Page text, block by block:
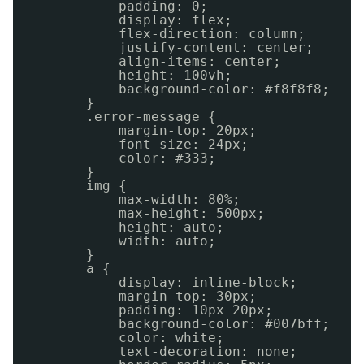
padding: 0;
display: flex;
flex-direction: column;
justify-content: center;
align-items: center;
height: 100vh;
background-color: #f8f8f8;
}
.error-message {
margin-top: 20px;
font-size: 24px;
color: #333;
}
img {
max-width: 80%;
max-height: 500px;
height: auto;
width: auto;
}
a {
display: inline-block;
margin-top: 30px;
padding: 10px 20px;
background-color: #007bff;
color: white;
text-decoration: none;